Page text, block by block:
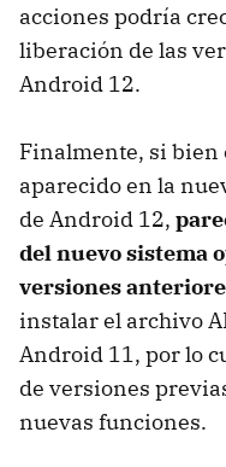
acciones podría
liberación de las
Android 12.
Finalmente, si bien
aparecido en la
de Android 12,
del nuevo sistema
versiones
instalar el archivo
Android 11, por lo
de versiones
nuevas funciones.